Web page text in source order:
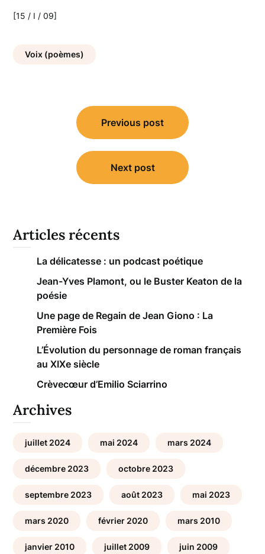
[15 / I / 09]
Voix (poèmes)
Navigation
Previous post
Next post
Articles récents
La délicatesse : un podcast poétique
Jean-Yves Plamont, ou le Buster Keaton de la
poésie
Une page de Regain de Jean Giono : La
Première Fois
L’Évolution du personnage de roman français
au XIXe siècle
Crèvecœur d’Emilio Sciarrino
Archives
juillet 2024 mai 2024 mars 2024
décembre 2023 octobre 2023
septembre 2023 août 2023 mai 2023
mars 2020 février 2020 mars 2010
janvier 2010 juillet 2009 juin 2009